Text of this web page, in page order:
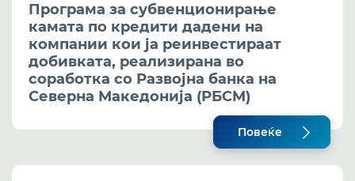
Програма за субвенционирање
камата по кредити дадени на
компании кои ја реинвестираат
добивката, реализирана во
соработка со Развојна банка на
Северна Македонија (РБСМ)
Повеќе